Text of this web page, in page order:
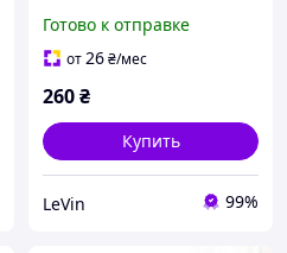
мозолей и уменьшение
обуви
Готово к отправке
от26₴/мес
260₴
Купить
LeVin 99%